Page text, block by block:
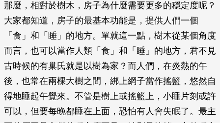
那麼，相對於樹木，房子為什麼需要更多的穩定度呢？
大家都知道，房子的最基本功能是，提供人們一個
「食」和「睡」的地方。單就這一點，樹木從某個角度
而言，也可以當作人類「食」和「睡」的地方，君不見
古時候的有巢氏就是以樹為家？而人們，在炎熱的午
後，也常在兩棵大樹之間，綁上網子當作搖籃，悠然自
得地睡起午覺來。不管是樹上或搖籃上，小睡片刻或許
可以，但要每晚都睡在上面，恐怕有人會失眠了。最主